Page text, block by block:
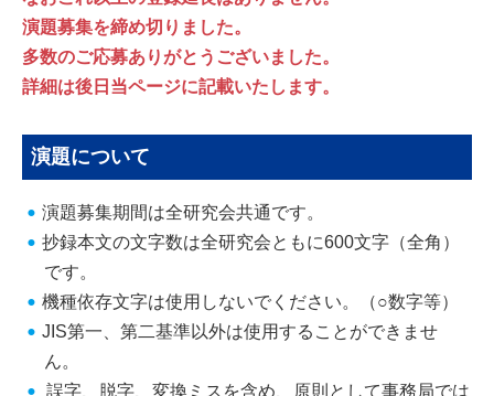
演題募集を締め切りました。
多数のご応募ありがとうございました。
詳細は後日当ページに記載いたします。
演題について
演題募集期間は全研究会共通です。
抄録本文の文字数は全研究会ともに600文字（全角）
です。
機種依存文字は使用しないでください。（○数字等）
JIS第一、第二基準以外は使用することができませ
ん。
誤字、脱字、変換ミスを含め、原則として事務局では